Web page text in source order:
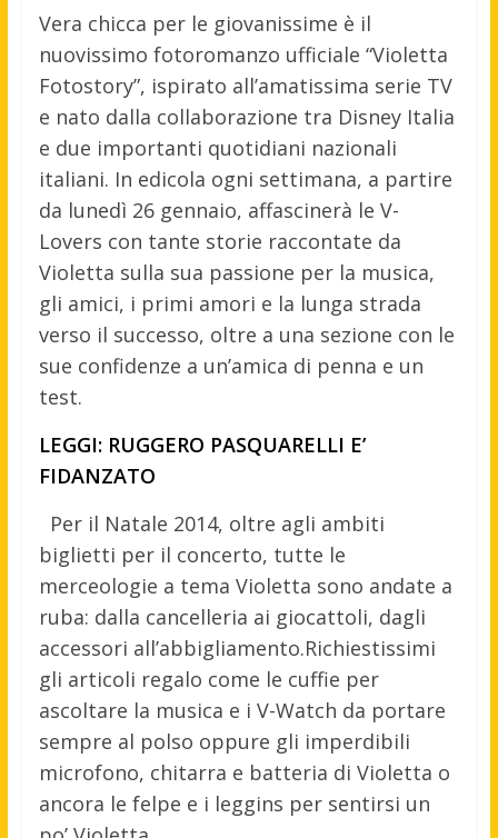
Vera chicca per le giovanissime è il
nuovissimo fotoromanzo ufficiale “Violetta
Fotostory”, ispirato all’amatissima serie TV
e nato dalla collaborazione tra Disney Italia
e due importanti quotidiani nazionali
italiani. In edicola ogni settimana, a partire
da lunedì 26 gennaio, affascinerà le V-
Lovers con tante storie raccontate da
Violetta sulla sua passione per la musica,
gli amici, i primi amori e la lunga strada
verso il successo, oltre a una sezione con le
sue confidenze a un’amica di penna e un
test.
LEGGI: RUGGERO PASQUARELLI E’
FIDANZATO
Per il Natale 2014, oltre agli ambiti
biglietti per il concerto, tutte le
merceologie a tema Violetta sono andate a
ruba: dalla cancelleria ai giocattoli, dagli
accessori all’abbigliamento.Richiestissimi
gli articoli regalo come le cuffie per
ascoltare la musica e i V-Watch da portare
sempre al polso oppure gli imperdibili
microfono, chitarra e batteria di Violetta o
ancora le felpe e i leggins per sentirsi un